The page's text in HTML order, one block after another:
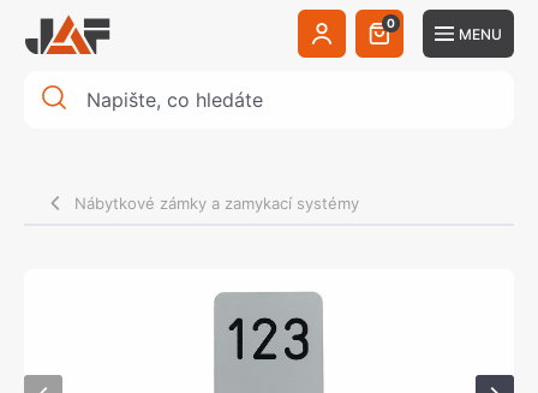
0
MENU
Nábytkové zámky a zamykací systémy